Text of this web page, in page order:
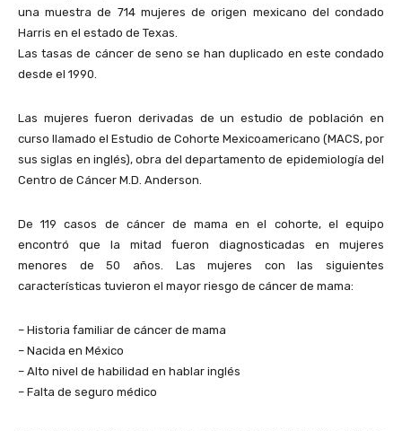
una muestra de 714 mujeres de origen mexicano del condado
Harris en el estado de Texas.
Las tasas de cáncer de seno se han duplicado en este condado
desde el 1990.
Las mujeres fueron derivadas de un estudio de población en
curso llamado el Estudio de Cohorte Mexicoamericano (MACS, por
sus siglas en inglés), obra del departamento de epidemiología del
Centro de Cáncer M.D. Anderson.
De 119 casos de cáncer de mama en el cohorte, el equipo
encontró que la mitad fueron diagnosticadas en mujeres
menores de 50 años. Las mujeres con las siguientes
características tuvieron el mayor riesgo de cáncer de mama:
– Historia familiar de cáncer de mama
– Nacida en México
– Alto nivel de habilidad en hablar inglés
– Falta de seguro médico